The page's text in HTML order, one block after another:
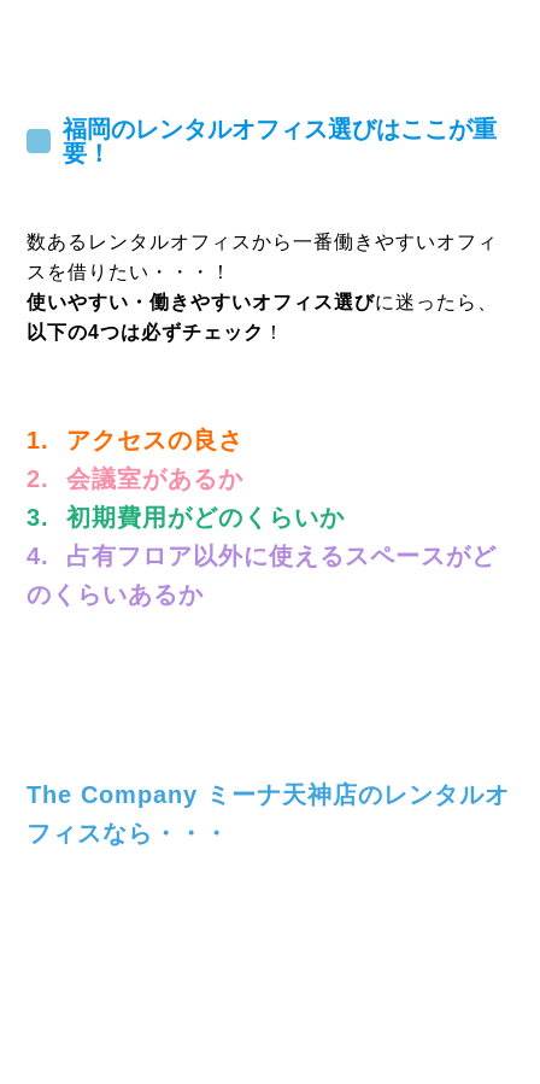
福岡のレンタルオフィス選びはここが重
要！
数あるレンタルオフィスから一番働きやすいオフィ
スを借りたい・・・！
使いやすい・働きやすいオフィス選びに迷ったら、
以下の4つは必ずチェック ！
1. アクセスの良さ
2. 会議室があるか
3. 初期費用がどのくらいか
4. 占有フロア以外に使えるスペースがど
のくらいあるか
The Company ミーナ天神店のレンタルオ
フィスなら・・・